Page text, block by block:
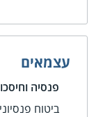
עצמאים
פנסיה
ביטוח